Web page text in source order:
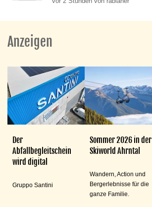
Anzeigen
Der
Abfallbegleitschein
wird digital
Gruppo Santini
Sommer 2026 in der
Skiworld Ahrntal
Wandern, Action und
Bergerlebnisse für die
ganze Familie.